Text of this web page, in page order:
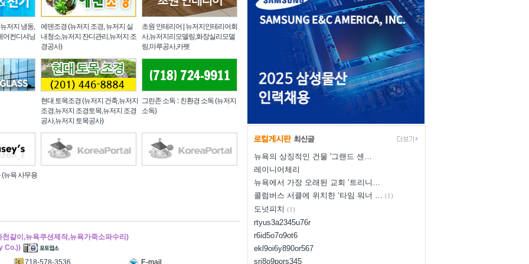
저지 냉동,
어컨디셔닝
에덴조경 (뉴저지 조경, 뉴저지 실
내청소,뉴저지 잔디관리,뉴저지 조
경공사)
초원 인테리어 | 뉴저지인테리어회
사,뉴저지리모델링,화장실리모델
링,마루공사,카펫
현대 토목조경 (뉴저지 건축,뉴저지
조경,뉴저지 조경토목,뉴저지 조경
공사,뉴저지 토목공사)
그린존 소독 :: 친환경 소독 (뉴저지
소독)
뉴욕 사무용
갈이,뉴욕쿠션제작,뉴욕가죽소파수리)
Co.))
718-578-3536
E-mail
뉴욕의 상징적인 건물 '그랜드 센…
레이니어체리
뉴욕에서 가장 오래된 교회 ‘트리니…
콜럼버스 서클에 위치한 ‘타임 워너 … (1)
도넛피치 (1)
rtyus3a2345u76r
r6id5o7o9ot6
ekl9oi6y890or567
sri8o9pors345